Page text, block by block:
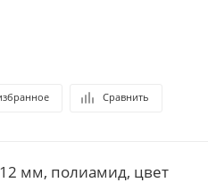
Сравнить
мм, полиамид, цвет